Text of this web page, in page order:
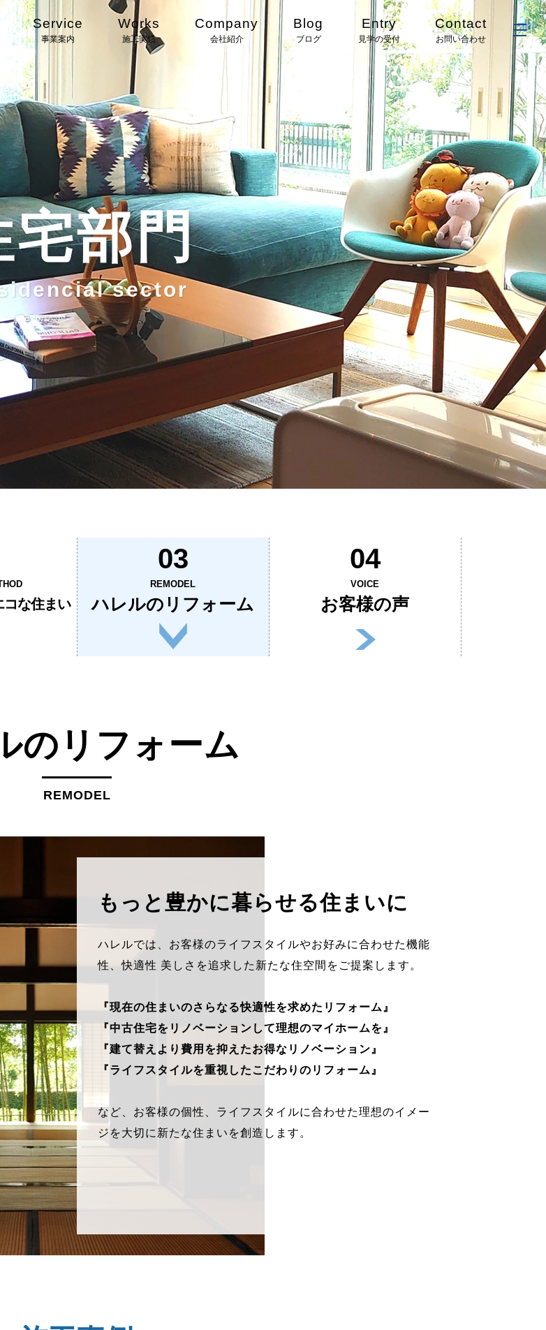
Contact
お問い合わせ
Entry
見学の受付
Blog
ブログ
Company
会社紹介
Works
施工実績
Service
事業案内
宅部門
sector
コな住まい
03
REMODEL
ハレルのリフォーム
04
VOICE
お客様の声
のリフォーム
REMODEL
もっと豊かに暮らせる住まいに
ハレルでは、お客様のライフスタイルやお好みに合わせた機能
性、快適性 美しさを追求した新たな住空間をご提案します。
『現在の住まいのさらなる快適性を求めたリフォーム』
『中古住宅をリノベーションして理想のマイホームを』
『建て替えより費用を抑えたお得なリノベーション』
『ライフスタイルを重視したこだわりのリフォーム』
など、お客様の個性、ライフスタイルに合わせた理想のイメー
ジを大切に新たな住まいを創造します。